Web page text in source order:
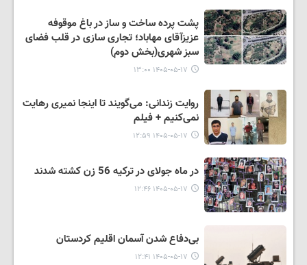
پشت پرده ساخت و ساز در باغ موقوفه
عزیزآقای مهاباد؛ تجاری سازی در قلب فضای
سبز شهری(بخش دوم)
۱۴۰۵-۰۵-۱۷ ۱۳:۰۰
روایت زندانی: می‌گویند تا اینجا نمیری رهایت
نمی‌کنیم + فیلم
۱۴۰۵-۰۵-۱۷ ۱۲:۵۹
در ماه جولای در ترکیه 56 زن کشته شدند
۱۴۰۵-۰۵-۱۷ ۱۲:۴۶
بی‌دفاع شدن آسمان اقلیم کردستان
۱۴۰۵-۰۵-۱۷ ۱۲:۴۱